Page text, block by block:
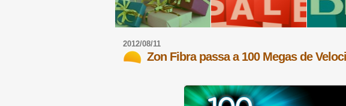
2012/08/11
Zon Fibra passa a 100 Megas de